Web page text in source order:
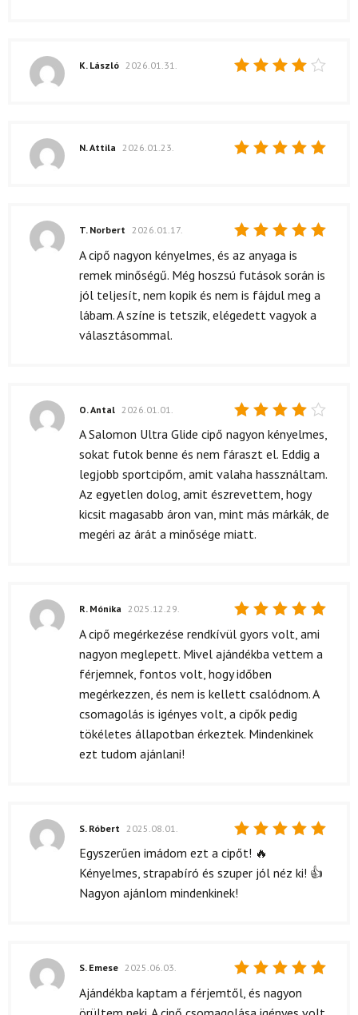
K. László 2026.01.31.
N. Attila 2026.01.23.
Értékelés:
/ 5
T. Norbert 2026.01.17.
A cipő nagyon kényelmes, és az anyaga is
remek minőségű. Még hoszsú futások során is
jól teljesít, nem kopik és nem is fájdul meg a
lábam. A színe is tetszik, elégedett vagyok a
választásommal.
Értékelés:
4/ 5
O. Antal 2026.01.01.
A Salomon Ultra Glide cipő nagyon kényelmes,
sokat futok benne és nem fáraszt el. Eddig a
legjobb sportcipőm, amit valaha hassználtam.
Az egyetlen dolog, amit észrevettem, hogy
kicsit magasabb áron van, mint más márkák, de
megéri az árát a minősége miatt.
Értékelés:
5/ 5
R. Mónika 2025.12.29.
A cipő megérkezése rendkívül gyors volt, ami
nagyon meglepett. Mivel ajándékba vettem a
férjemnek, fontos volt, hogy időben
megérkezzen, és nem is kellett csalódnom. A
csomagolás is igényes volt, a cipők pedig
tökéletes állapotban érkeztek. Mindenkinek
ezt tudom ajánlani!
Értékelés:
S. Róbert 2025.08.01.
Egyszerűen imádom ezt a cipőt! 🔥
Kényelmes, strapabíró és szuper jól néz ki! 👍
Nagyon ajánlom mindenkinek!
Értékelés:
5 / 5
S. Emese 2025.06.03.
Ajándékba kaptam a férjemtől, és nagyon